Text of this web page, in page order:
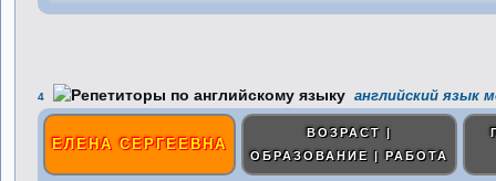
4 английский язык
ЕЛЕНА СЕРГЕЕВНА
ВОЗРАСТ |
ОБРАЗОВАНИЕ | РАБОТА